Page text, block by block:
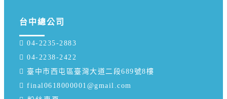
台中總公司
 04-2235-2883
 04-2238-2422
 臺中市西屯區臺灣大道二段689號8樓
 final0618000001@gmail.com